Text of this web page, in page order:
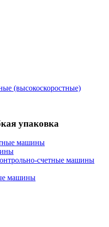
(высокоскоростные)
упаковка
машины
счетные машины
машины